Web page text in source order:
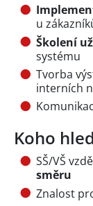
u
Školení
systému
Tvorba
interních
Koho
SŠ/VŠ
směru
Znalost